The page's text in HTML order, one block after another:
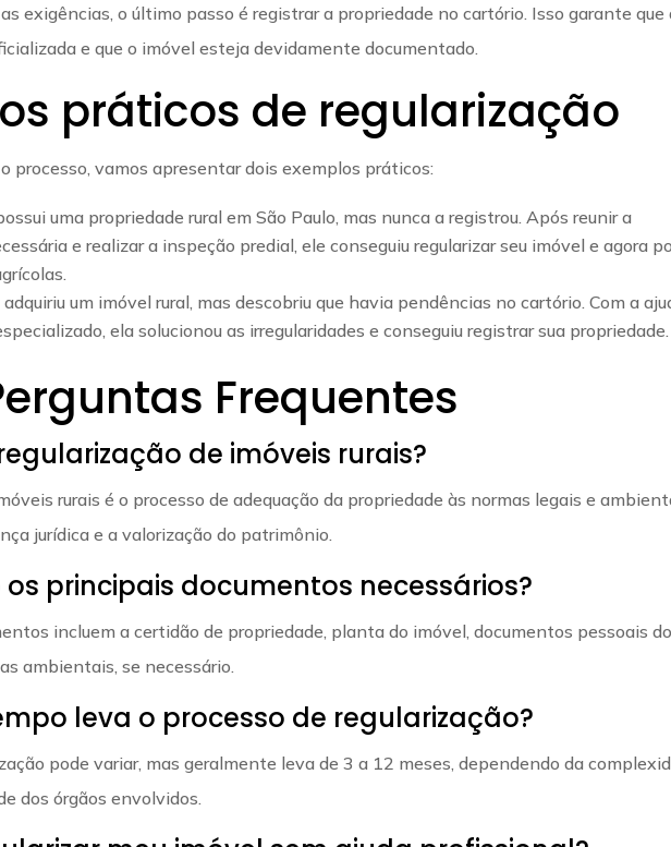
exigências, o último passo é registrar a propriedade no cartório. Isso garante que
e que o imóvel esteja devidamente documentado.
práticos de regularização
processo, vamos apresentar dois exemplos práticos:
uma propriedade rural em São Paulo, mas nunca a registrou. Após reunir a
e realizar a inspeção predial, ele conseguiu regularizar seu imóvel e agora
um imóvel rural, mas descobriu que havia pendências no cartório. Com a
ela solucionou as irregularidades e conseguiu registrar sua propriedade.
Frequentes
de imóveis rurais?
rurais é o processo de adequação da propriedade às normas legais e
jurídica e a valorização do patrimônio.
os principais documentos necessários?
incluem a certidão de propriedade, planta do imóvel, documentos pessoais do
ambientais, se necessário.
leva o processo de regularização?
pode variar, mas geralmente leva de 3 a 12 meses, dependendo da
dos órgãos envolvidos.